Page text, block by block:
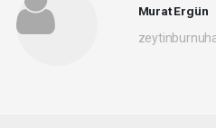
Murat Ergün